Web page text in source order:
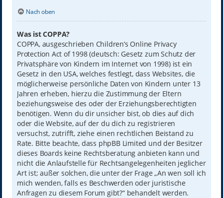
Nach oben
Was ist COPPA?
COPPA, ausgeschrieben Children’s Online Privacy
Protection Act of 1998 (deutsch: Gesetz zum Schutz der
Privatsphäre von Kindern im Internet von 1998) ist ein
Gesetz in den USA, welches festlegt, dass Websites, die
möglicherweise persönliche Daten von Kindern unter 13
Jahren erheben, hierzu die Zustimmung der Eltern
beziehungsweise des oder der Erziehungsberechtigten
benötigen. Wenn du dir unsicher bist, ob dies auf dich
oder die Website, auf der du dich zu registrieren
versuchst, zutrifft, ziehe einen rechtlichen Beistand zu
Rate. Bitte beachte, dass phpBB Limited und der Besitzer
dieses Boards keine Rechtsberatung anbieten kann und
nicht die Anlaufstelle für Rechtsangelegenheiten jeglicher
Art ist; außer solchen, die unter der Frage „An wen soll ich
mich wenden, falls es Beschwerden oder juristische
Anfragen zu diesem Forum gibt?“ behandelt werden.